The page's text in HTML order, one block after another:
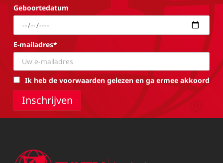
Geboortedatum
E-mailadres*
Ik heb de voorwaarden gelezen en ga ermee akkoord